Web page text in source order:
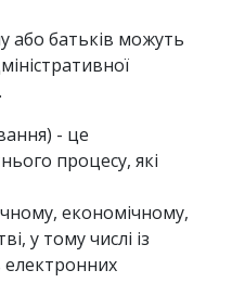
або батьків можуть
- це
процесу, які
економічному,
у тому числі із
електронних